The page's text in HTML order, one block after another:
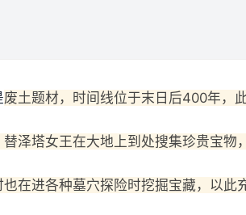
废土题材，时间线位于末日后400年，
泽塔女王在大地上到处搜集珍贵宝物，
在进各种墓穴探险时挖掘宝藏，以此